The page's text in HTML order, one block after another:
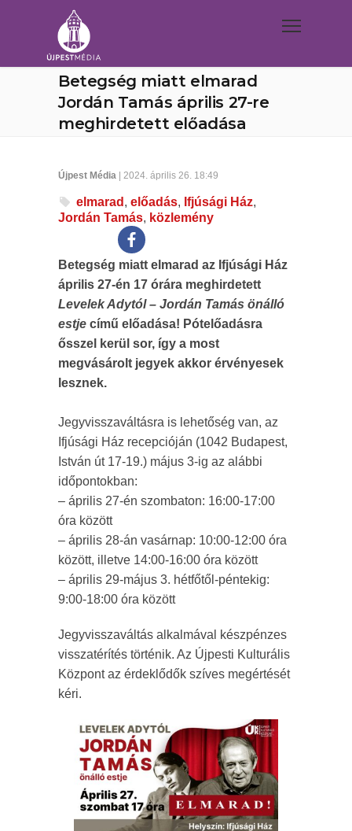
Betegség miatt elmarad
Jordán Tamás április 27-re
meghirdetett előadása
Újpest Média | 2024. április 26. 18:49
elmarad , előadás, Ifjúsági Ház,
Jordán Tamás, közlemény
Betegség miatt elmarad az Ifjúsági Ház
április 27-én 17 órára meghirdetett
Levelek Adytól – Jordán Tamás önálló
estje című előadása! Pótelőadásra
ősszel kerül sor, így a most
megvásárolt jegyek akkor érvényesek
lesznek.
Jegyvisszaváltásra is lehetőség van, az
Ifjúsági Ház recepcióján (1042 Budapest,
István út 17-19.) május 3-ig az alábbi
időpontokban:
– április 27-én szombaton: 16:00-17:00
óra között
– április 28-án vasárnap: 10:00-12:00 óra
között, illetve 14:00-16:00 óra között
– április 29-május 3. hétfőtől-péntekig:
9:00-18:00 óra között
Jegyvisszaváltás alkalmával készpénzes
visszatérítés történik. Az Újpesti Kulturális
Központ az érdeklődők szíves megértését
kéri.